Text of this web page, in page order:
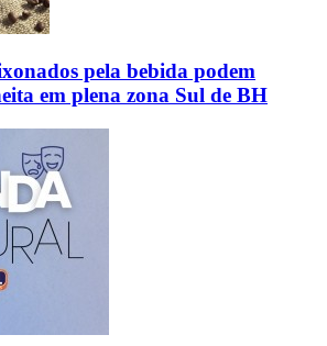
pela bebida podem
em plena zona Sul de BH